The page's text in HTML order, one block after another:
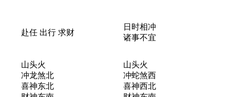
赴任 出行 求财
日时相冲
诸事不宜
山头火
山头火
冲龙煞北
冲蛇煞西
喜神东北
喜神西北